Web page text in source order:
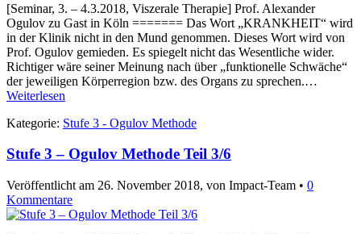
[Seminar, 3. – 4.3.2018, Viszerale Therapie] Prof. Alexander
Ogulov zu Gast in Köln ======= Das Wort „KRANKHEIT“ wird
in der Klinik nicht in den Mund genommen. Dieses Wort wird von
Prof. Ogulov gemieden. Es spiegelt nicht das Wesentliche wider.
Richtiger wäre seiner Meinung nach über „funktionelle Schwäche“
der jeweiligen Körperregion bzw. des Organs zu sprechen.…
Weiterlesen
Kategorie: Stufe 3 - Ogulov Methode
Stufe 3 – Ogulov Methode Teil 3/6
Veröffentlicht am 26. November 2018, von Impact-Team • 0
Kommentare